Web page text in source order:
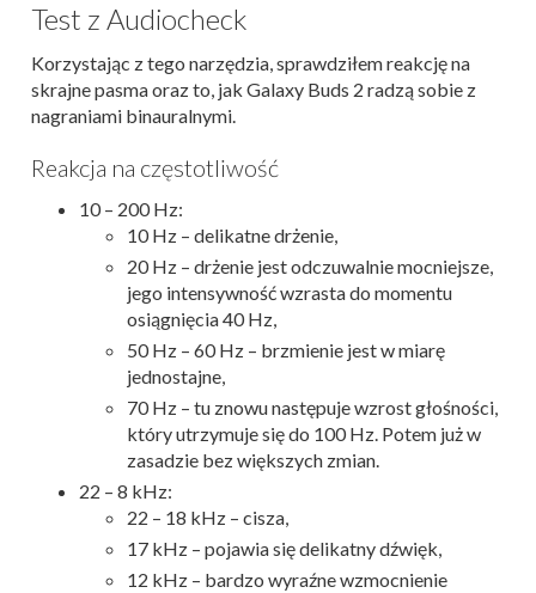
Test z Audiocheck
Korzystając z tego narzędzia, sprawdziłem reakcję na
skrajne pasma oraz to, jak Galaxy Buds 2 radzą sobie z
nagraniami binauralnymi.
Reakcja na częstotliwość
10 – 200 Hz:
10 Hz – delikatne drżenie,
20 Hz – drżenie jest odczuwalnie mocniejsze,
jego intensywność wzrasta do momentu
osiągnięcia 40 Hz,
50 Hz – 60 Hz – brzmienie jest w miarę
jednostajne,
70 Hz – tu znowu następuje wzrost głośności,
który utrzymuje się do 100 Hz. Potem już w
zasadzie bez większych zmian.
22 – 8 kHz:
22 – 18 kHz – cisza,
17 kHz – pojawia się delikatny dźwięk,
12 kHz – bardzo wyraźne wzmocnienie